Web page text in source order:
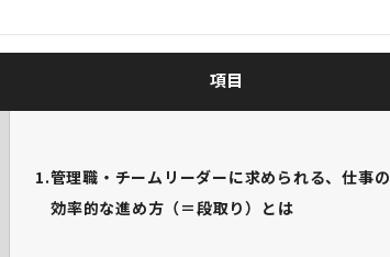
項目
1.管理職・チームリーダーに求められる、仕事の
効率的な進め方（＝段取り）とは